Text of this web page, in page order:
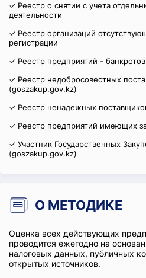
✓ Реестр о снятии с учета
деятельности
✓ Реестр организаций
регистрации
✓ Реестр предприятий - банкротов
✓ Реестр недобросовестных
(goszakup.gov.kz)
✓ Реестр ненадежных
✓ Реестр предприятий имеющих
✓ Участник Государственных
(goszakup.gov.kz)
О МЕТОДИКЕ
Оценка всех действующих
проводится ежегодно на
налоговых данных, публичных
открытых источников.